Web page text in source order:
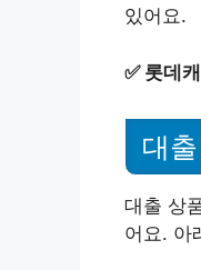
있어요.
✅ 롯데
대
대출 상
어요. 아